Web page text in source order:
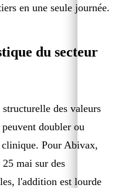
en une seule journée.
du secteur
des valeurs
doubler ou
clinique. Pour Abivax,
mai sur des
l'addition est lourde